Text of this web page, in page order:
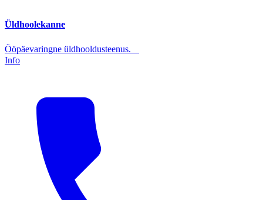
Üldhoolekanne
Ööpäevaringne üldhooldusteenus.
Info